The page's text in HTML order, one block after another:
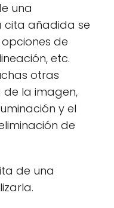
una
cita añadida se
de
etc.
otras
la imagen,
y el
de
de una